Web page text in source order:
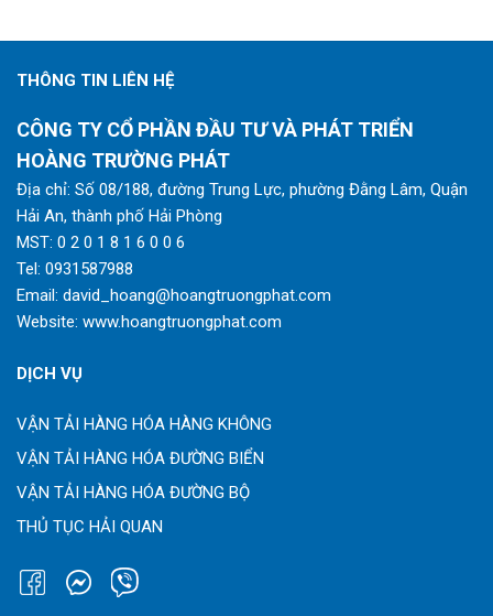
THÔNG TIN LIÊN HỆ
CÔNG TY CỔ PHẦN ĐẦU TƯ VÀ PHÁT TRIỂN
HOÀNG TRƯỜNG PHÁT
Địa chỉ: Số 08/188, đường Trung Lực, phường Đằng Lâm, Quận
Hải An, thành phố Hải Phòng
MST: 0 2 0 1 8 1 6 0 0 6
Tel: 0931587988
Email: david_hoang@hoangtruongphat.com
Website: www.hoangtruongphat.com
DỊCH VỤ
VẬN TẢI HÀNG HÓA HÀNG KHÔNG
VẬN TẢI HÀNG HÓA ĐƯỜNG BIỂN
VẬN TẢI HÀNG HÓA ĐƯỜNG BỘ
THỦ TỤC HẢI QUAN